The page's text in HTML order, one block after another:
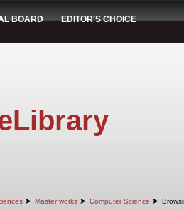
BOARD EDITOR'S CHOICE
➤ Master works ➤ Computer Science ➤